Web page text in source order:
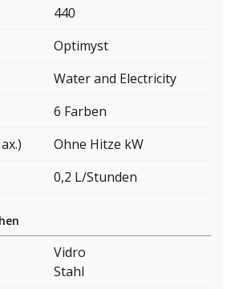
440
Optimyst
Water and Electricity
6 Farben
Ohne Hitze kW
0,2 L/Stunden
Vidro
Stahl